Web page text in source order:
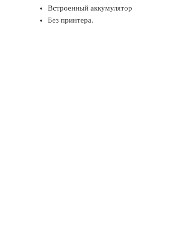
Встроенный аккумулятор
Без принтера.